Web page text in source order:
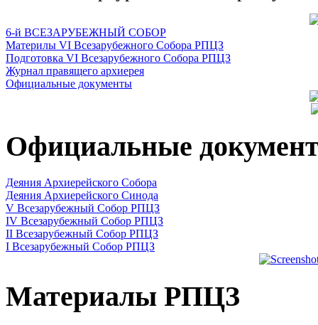
6-й ВСЕЗАРУБЕЖНЫЙ СОБОР
Материлы VI Всезарубежного Собора РПЦЗ
Подготовка VI Всезарубежного Собора РПЦЗ
Журнал правящего архиерея
Официальные документы
Официальные
Деяния Архиерейского Собора
Деяния Архиерейского Синода
V Всезарубежный Собор РПЦЗ
IV Всезарубежный Собор РПЦЗ
II Всезарубежный Собор РПЦЗ
I Всезарубежный Собор РПЦЗ
Материалы РПЦЗ